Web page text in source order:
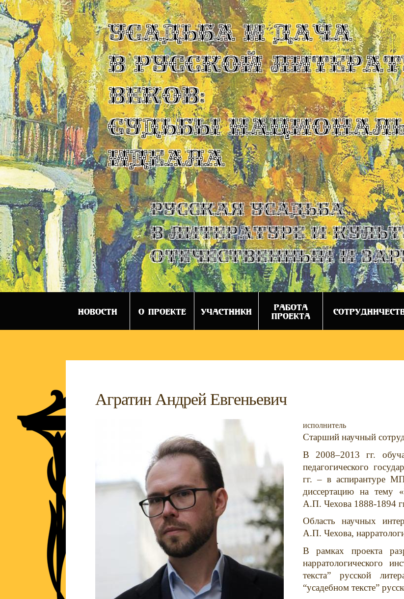
УСАДЬБА И ДАЧА
В РУССКОЙ
ВЕКОВ:
СУДЬБЫ
ИДЕАЛА
Русская усадьба
в литературе и
отечественный и
НОВОСТИ О ПРОЕКТЕ УЧАСТНИКИ
РАБОТА
ПРОЕКТА
Агратин Андрей Евгеньевич
исполнитель
Старший научный
В 2008–2013 гг.
педагогического
гг. – в аспирантуре
диссертацию на тему
А.П. Чехова 1888-1894
Область научных
А.П. Чехова,
В рамках проекта
нарратологического
текста” русской
“усадебном тексте”